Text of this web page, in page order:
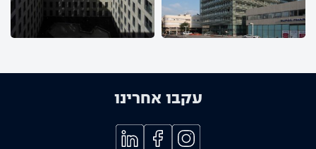
עקבו אחרינו